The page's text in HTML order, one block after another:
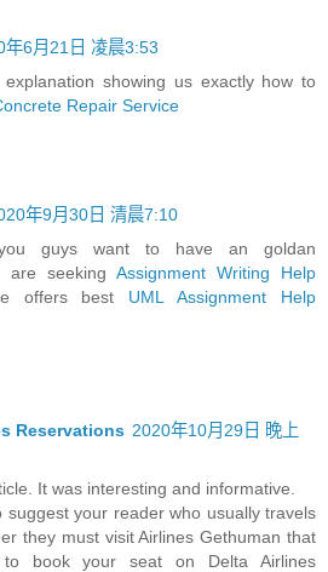
年6月21日 凌晨3:53
explanation showing us exactly how to
Repair Service
年9月30日 清晨7:10
guys want to have an goldan
are seeking Assignment Writing Help
offers best UML Assignment Help
Reservations 2020年10月29日 晚上
It was interesting and informative.
suggest your reader who usually travels
they must visit Airlines Gethuman that
book your seat on Delta Airlines